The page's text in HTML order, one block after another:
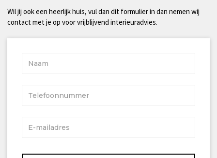
Wil jij ook een heerlijk huis, vul dan dit formulier in dan nemen wij
contact met je op voor vrijblijvend interieuradvies.